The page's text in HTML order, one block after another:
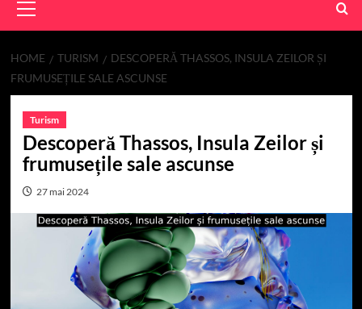
Menu
HOME TURISM
DESCOPERĂ THASSOS, INSULA ZEILOR ȘI
FRUMUSEȚILE SALE ASCUNSE
Turism
Descoperă Thassos, Insula Zeilor și
frumusețile sale ascunse
27 mai 2024